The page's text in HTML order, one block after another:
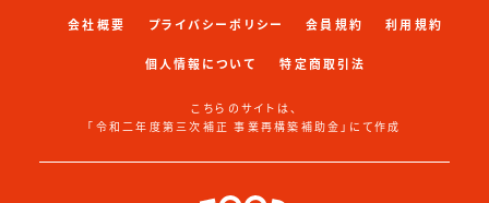
会社概要 プライバシーポリシー 会員規約 利用規約
個人情報について 特定商取引法
こちらのサイトは、
「令和二年度第三次補正 事業再構築補助金」にて作成